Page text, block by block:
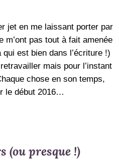
jet en me laissant porter par
pas tout à fait amenée
est bien dans l’écriture !)
mais pour l’instant
chose en son temps,
le début 2016…
(ou presque !)